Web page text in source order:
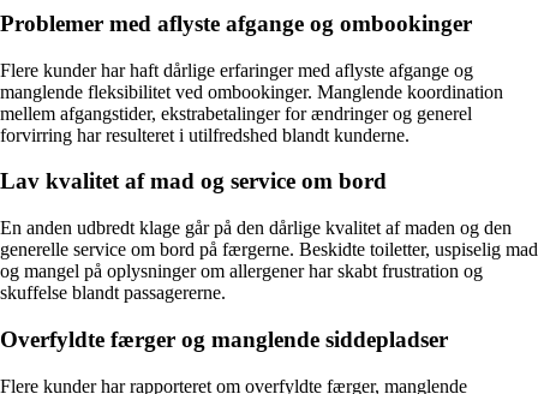
Problemer med aflyste afgange og ombookinger
Flere kunder har haft dårlige erfaringer med aflyste afgange og
manglende fleksibilitet ved ombookinger. Manglende koordination
mellem afgangstider, ekstrabetalinger for ændringer og generel
forvirring har resulteret i utilfredshed blandt kunderne.
Lav kvalitet af mad og service om bord
En anden udbredt klage går på den dårlige kvalitet af maden og den
generelle service om bord på færgerne. Beskidte toiletter, uspiselig mad
og mangel på oplysninger om allergener har skabt frustration og
skuffelse blandt passagererne.
Overfyldte færger og manglende siddepladser
Flere kunder har rapporteret om overfyldte færger, manglende